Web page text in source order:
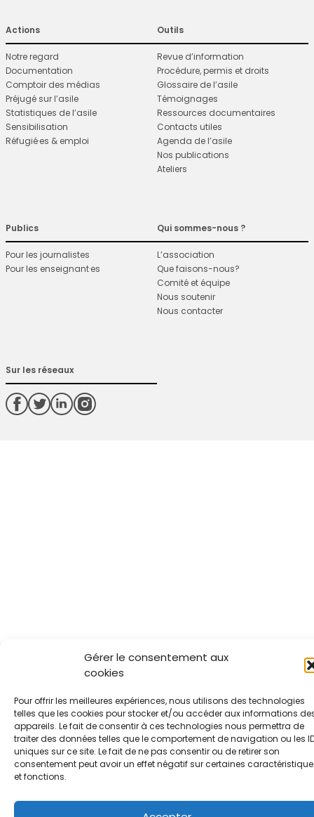
Gérer le consentement aux
cookies
Pour offrir les meilleures expériences, nous utilisons des technologies
telles que les cookies pour stocker et/ou accéder aux informations
appareils. Le fait de consentir à ces technologies nous permettra de
traiter des données telles que le comportement de navigation ou les
uniques sur ce site. Le fait de ne pas consentir ou de retirer son
consentement peut avoir un effet négatif sur certaines
et fonctions.
Actions
Notre regard
Documentation
Comptoir des médias
Préjugé sur l’asile
Statistiques de l’asile
Sensibilisation
Réfugié·es & emploi
Outils
Revue d’information
Procédure, permis et droits
Glossaire de l’asile
Témoignages
Ressources documentaires
Contacts utiles
Agenda de l’asile
Nos publications
Ateliers
Publics
Pour les journalistes
Pour les enseignant·es
Qui sommes-nous ?
L’association
Que faisons-nous?
Comité et équipe
Nous soutenir
Nous contacter
Sur les réseaux